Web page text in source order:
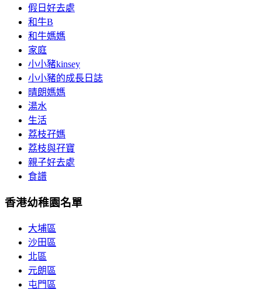
假日好去處
和牛B
和牛媽媽
家庭
小小豬kinsey
小小豬的成長日誌
晴朗媽媽
湯水
生活
荔枝孖媽
荔枝與孖寶
親子好去處
食譜
香港幼稚園名單
大埔區
沙田區
北區
元朗區
屯門區